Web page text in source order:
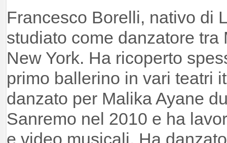
Francesco Borelli, nativo di
studiato come danzatore
New York. Ha ricoperto
primo ballerino in vari teatri
danzato per Malika Ayane
Sanremo nel 2010 e ha
e video musicali. Ha